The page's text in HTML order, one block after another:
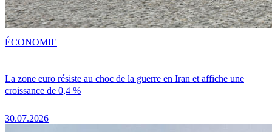
La zone euro résiste au choc de la guerre en Iran et affiche une
croissance de 0,4 %
30.07.2026
ÉCONOMIE